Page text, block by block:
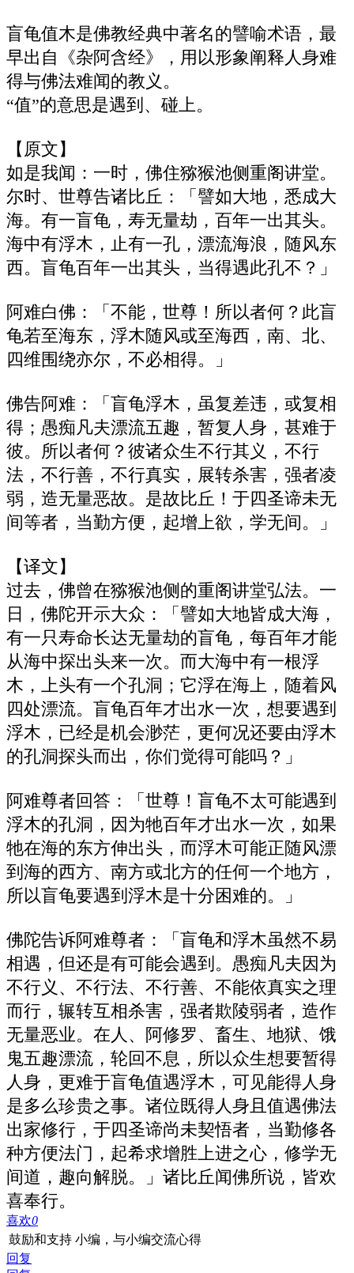
盲龟值木‌是佛教经典中著名的譬喻术语，最
早出自《‌杂阿含经‌》，用以形象阐释‌人身难
得‌与‌佛法难闻‌的教义。
“值”的意思是‌遇到、碰上‌。
【原文】
如是我闻：一时，佛住猕猴池侧重阁讲堂。
尔时、世尊告诸比丘：「譬如大地，悉成大
海。有一盲龟，寿无量劫，百年一出其头。
海中有浮木，止有一孔，漂流海浪，随风东
西。盲龟百年一出其头，当得遇此孔不？」
阿难白佛：「不能，世尊！所以者何？此盲
龟若至海东，浮木随风或至海西，南、北、
四维围绕亦尔，不必相得。」
佛告阿难：「盲龟浮木，虽复差违，或复相
得；愚痴凡夫漂流五趣，暂复人身，甚难于
彼。所以者何？彼诸众生不行其义，不行
法，不行善，不行真实，展转杀害，强者凌
弱，造无量恶故。是故比丘！于四圣谛未无
间等者，当勤方便，起增上欲，学无间。」
【译文】
过去，佛曾在猕猴池侧的重阁讲堂弘法。一
日，佛陀开示大众：「譬如大地皆成大海，
有一只寿命长达无量劫的盲龟，每百年才能
从海中探出头来一次。而大海中有一根浮
木，上头有一个孔洞；它浮在海上，随着风
四处漂流。盲龟百年才出水一次，想要遇到
浮木，已经是机会渺茫，更何况还要由浮木
的孔洞探头而出，你们觉得可能吗？」
阿难尊者回答：「世尊！盲龟不太可能遇到
浮木的孔洞，因为牠百年才出水一次，如果
牠在海的东方伸出头，而浮木可能正随风漂
到海的西方、南方或北方的任何一个地方，
所以盲龟要遇到浮木是十分困难的。」
佛陀告诉阿难尊者：「盲龟和浮木虽然不易
相遇，但还是有可能会遇到。愚痴凡夫因为
不行义、不行法、不行善、不能依真实之理
而行，辗转互相杀害，强者欺陵弱者，造作
无量恶业。在人、阿修罗、畜生、地狱、饿
鬼五趣漂流，轮回不息，所以众生想要暂得
人身，更难于盲龟值遇浮木，可见能得人身
是多么珍贵之事。诸位既得人身且值遇佛法
出家修行，于四圣谛尚未契悟者，当勤修各
种方便法门，起希求增胜上进之心，修学无
间道，趣向解脱。」诸比丘闻佛所说，皆欢
喜奉行。
喜欢0
鼓励和支持 小编，与小编交流心得
回复